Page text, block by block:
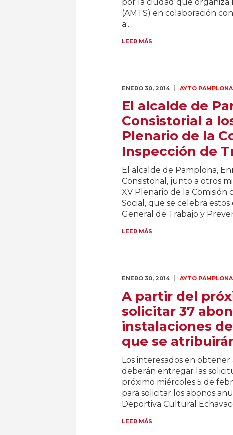
(AMTS) en colaboración
a...
LEER MÁS
ENERO 30, 2014 AYTO PAMPLONA
El alcalde de
Consistorial a
Plenario de la
Inspección de
El alcalde de Pamplona,
Consistorial, junto a otros
XV Plenario de la Comisión
Social, que se celebra
General de Trabajo y
LEER MÁS
ENERO 30, 2014 AYTO PAMPLONA
A partir del
solicitar 37
instalaciones
que se
Los interesados en
deberán entregar las
próximo miércoles 5 de
para solicitar los abonos
Deportiva Cultural
LEER MÁS